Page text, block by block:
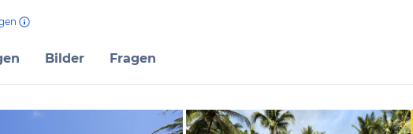
Bilder Fragen